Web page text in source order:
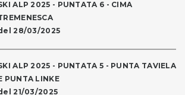
ALP 2025 - PUNTATA 6 - CIMA
28/03/2025
ALP 2025 - PUNTATA 5 - PUNTA TAVIELA
PUNTA LINKE
21/03/2025